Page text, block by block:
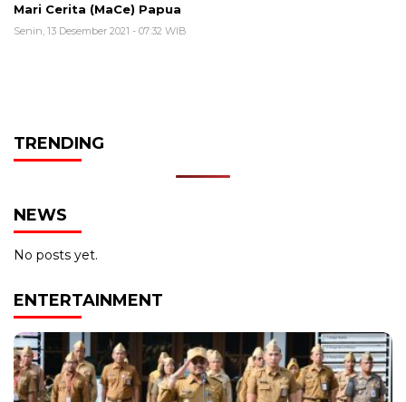
Mari Cerita (MaCe) Papua
Senin, 13 Desember 2021 - 07:32 WIB
TRENDING
NEWS
No posts yet.
ENTERTAINMENT